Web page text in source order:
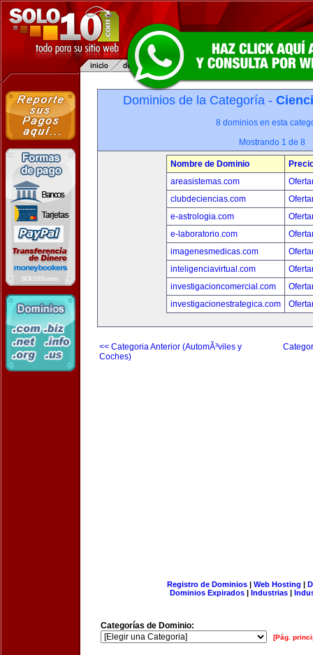
Dominios de la Categoría -
8 dominios en esta
Mostrando 1 de 8
Nombre de Dominio
areasistemas.com
clubdeciencias.com
e-astrologia.com
e-laboratorio.com
imagenesmedicas.com
inteligenciavirtual.com
investigacioncomercial.com
investigacionestrategica.com
<< Categoria Anterior (AutomÃ³viles y
Coches)
Registro de Dominios| Web Hosting |
Dominios Expirados | Industrias |
Categorías de Dominio:
[Pág.